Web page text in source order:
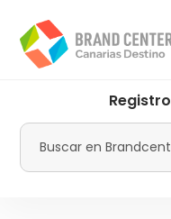
contenido
principal
menu
Promotur
Registro
Buscar